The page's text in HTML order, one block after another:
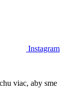
Instagram
viac, aby sme